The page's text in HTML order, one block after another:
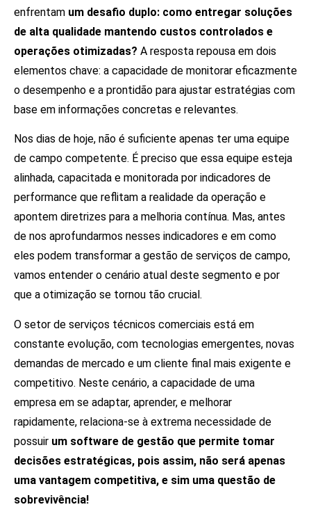
enfrentam um desafio duplo: como entregar soluções
de alta qualidade mantendo custos controlados e
operações otimizadas? A resposta repousa em dois
elementos chave: a capacidade de monitorar eficazmente
o desempenho e a prontidão para ajustar estratégias com
base em informações concretas e relevantes.
Nos dias de hoje, não é suficiente apenas ter uma equipe
de campo competente. É preciso que essa equipe esteja
alinhada, capacitada e monitorada por indicadores de
performance que reflitam a realidade da operação e
apontem diretrizes para a melhoria contínua. Mas, antes
de nos aprofundarmos nesses indicadores e em como
eles podem transformar a gestão de serviços de campo,
vamos entender o cenário atual deste segmento e por
que a otimização se tornou tão crucial.
O setor de serviços técnicos comerciais está em
constante evolução, com tecnologias emergentes, novas
demandas de mercado e um cliente final mais exigente e
competitivo. Neste cenário, a capacidade de uma
empresa em se adaptar, aprender, e melhorar
rapidamente, relaciona-se à extrema necessidade de
possuir um software de gestão que permite tomar
decisões estratégicas, pois assim, não será apenas
uma vantagem competitiva, e sim uma questão de
sobrevivência!